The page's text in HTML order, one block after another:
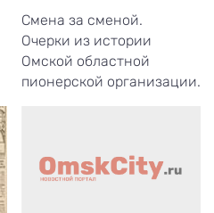
Смена за сменой.
Очерки из истории
Омской областной
пионерской организации.